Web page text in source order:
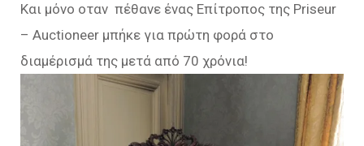
Και μόνο οταν πέθανε ένας Επίτροπος της Priseur
– Auctioneer μπήκε για πρώτη φορά στο
διαμέρισμά της μετά από 70 χρόνια!